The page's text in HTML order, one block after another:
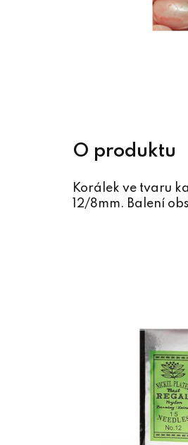
Korálek ve tvaru
12/8mm. Balení